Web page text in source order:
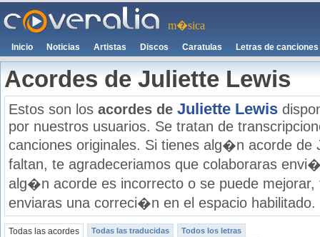
m�sica
Inicio Noticias Artistas Discos Caratulas Letras de canciones
Acordes de Juliette Lewis
Estos son los acordes de Juliette Lewis
por nuestros usuarios. Se tratan de
canciones originales. Si tienes alg�n acorde de
faltan, te agradeceriamos que colaboraras
alg�n acorde es incorrecto o se puede
enviaras una correci�n en el espacio habilitado.
Todas las acordes Todas las traducidas Todos los letras